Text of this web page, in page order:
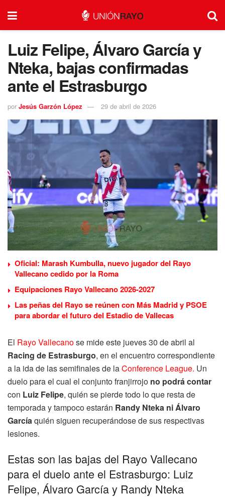
Luiz Felipe, Álvaro García y
Nteka, bajas confirmadas
ante el Estrasburgo
por Jesús Garzón López 29 de abril de 2026
Oficial: Marash Kumbulla, nuevo jugador del Rayo
Vallecano cedido por la Roma
Equipaciones Rayo Vallecano 2026-2027
Las peñas del Rayo se reúnen con Más Madrid y PSOE
para abordar el futuro del Estadio de Vallecas
El Rayo Vallecanose mide este jueves 30 de abril al
Racing de Estrasburgo, en el encuentro correspondiente
a la ida de las semifinales de laConference League. Un
duelo para el cual el conjunto franjirrojo no podrá contar
con Luiz Felipe, quién se pierde todo lo que resta de
temporada y tampoco estarán Randy Nteka ni Álvaro
Garcíaquién siguen recuperándose de sus respectivas
lesiones.
Estas son las bajas del Rayo Vallecano
para el duelo ante el Estrasburgo: Luiz
Felipe, Álvaro García y Randy Nteka